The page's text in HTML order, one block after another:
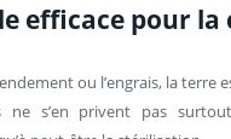
efficace pour
ou l’engrais, la
ne s’en privent pas